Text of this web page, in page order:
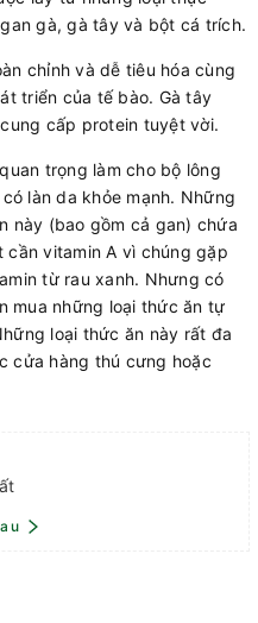
gà, gà tây và bột cá trích.
chỉnh và dễ tiêu hóa cùng
triển của tế bào. Gà tây
cấp protein tuyệt vời.
trọng làm cho bộ lông
làn da khỏe mạnh. Những
này (bao gồm cả gan) chứa
cần vitamin A vì chúng gặp
từ rau xanh. Nhưng có
mua những loại thức ăn tự
loại thức ăn này rất đa
cửa hàng thú cưng hoặc